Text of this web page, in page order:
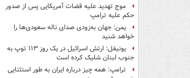
موج تهدید علیه قضات آمریکایی پس از صدور
حکم علیه ترامپ
یمن: جهان به‌زودی صدای ناله سعودی‌ها را
خواهد شنید
یونیفل: ارتش اسرائیل در یک روز ۱۱۳ توپ به
جنوب لبنان شلیک کرده است
ترامپ: همه چیز درباره ایران به طور استثنایی